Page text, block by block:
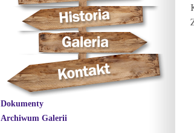
Dokumenty
Archiwum Galerii